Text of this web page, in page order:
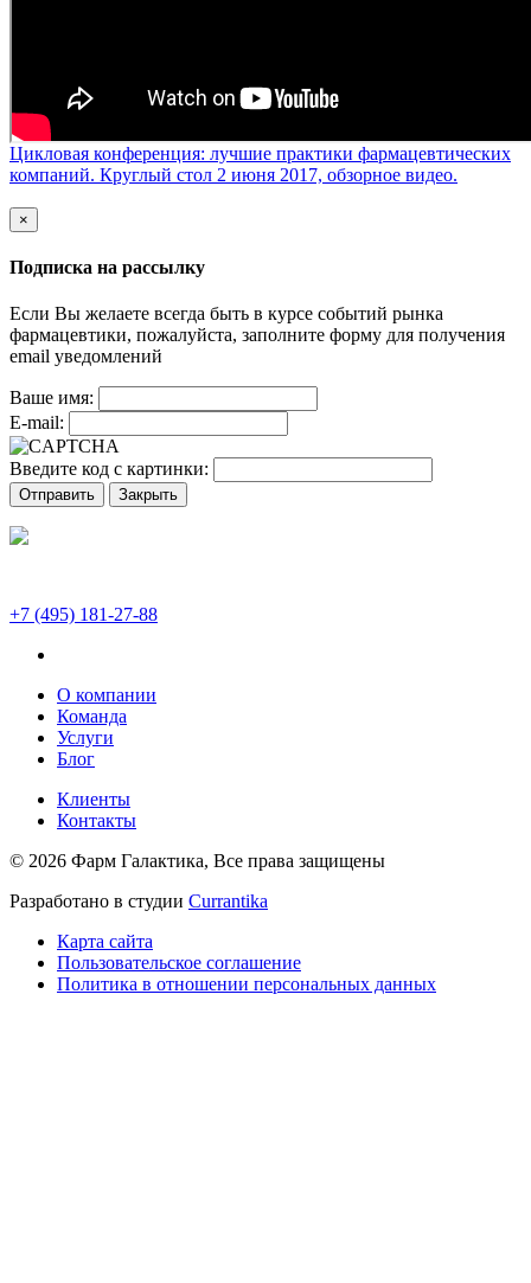
Цикловая конференция: лучшие практики фармацевтических
компаний. Круглый стол 2 июня 2017, обзорное видео.
×
Подписка на рассылку
Если Вы желаете всегда быть в курсе событий рынка
фармацевтики, пожалуйста, заполните форму для получения
email уведомлений
Ваше имя:
E-mail:
Введите код с картинки:
Отправить Закрыть
+7 (495) 181-27-88
О компании
Команда
Услуги
Блог
Клиенты
Контакты
© 2026 Фарм Галактика, Все права защищены
Разработано в студии Currantika
Карта сайта
Пользовательское соглашение
Политика в отношении персональных данных